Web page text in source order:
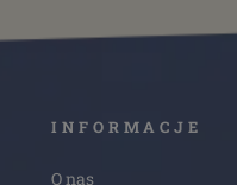
INFORMACJE
O nas